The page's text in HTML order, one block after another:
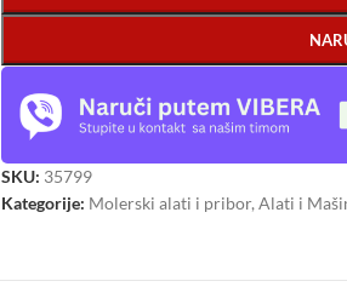
SKU: 35799
Kategorije: Molerski alati i pribor, Alati i